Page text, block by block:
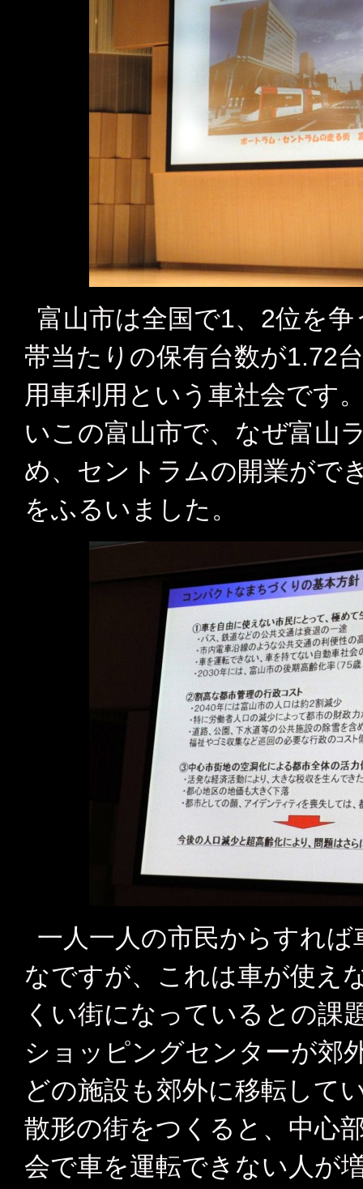
富山市は全国で1、2位を
帯当たりの保有台数が1.72
用車利用という車社会です
いこの富山市で、なぜ富山
め、セントラムの開業がで
をふるいました。
一人一人の市民からすれ
なですが、これは車が使え
くい街になっているとの課
ショッピングセンターが郊
どの施設も郊外に移転して
散形の街をつくると、中心
会で車を運転できない人が